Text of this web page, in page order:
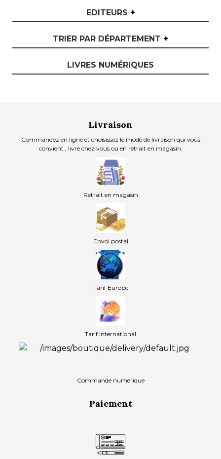
EDITEURS +
TRIER PAR DÉPARTEMENT +
LIVRES NUMÉRIQUES
Livraison
Commandez en ligne et choisissez le mode de livraison qui vous
convient , livré chez vous ou en retrait en magasin.
Retrait en magasin
Envoi postal
Tarif Europe
Tarif international
Commande numérique
Paiement